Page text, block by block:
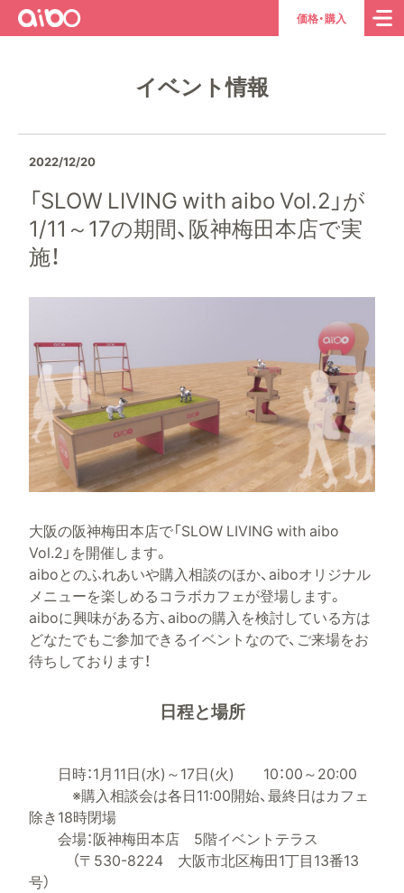
aibo
ト
ッ
価格・購入
イベント情報
2022/12/20
「SLOW LIVING with aibo Vol.2」が
1/11～17の期間、阪神梅田本店で実
施！
大阪の阪神梅田本店で「SLOW LIVING with aibo
Vol.2」を開催します。
aiboとのふれあいや購入相談のほか、aiboオリジナル
メニューを楽しめるコラボカフェが登場します。
aiboに興味がある方、aiboの購入を検討している方は
どなたでもご参加できるイベントなので、ご来場をお
待ちしております！
日程と場所
日時：1月11日(水)～17日(火) 10：00～20:00
※購入相談会は各日11:00開始、最終日はカフェ
除き18時閉場
会場：阪神梅田本店 5階イベントテラス
（〒530-8224 大阪市北区梅田1丁目13番13
号）